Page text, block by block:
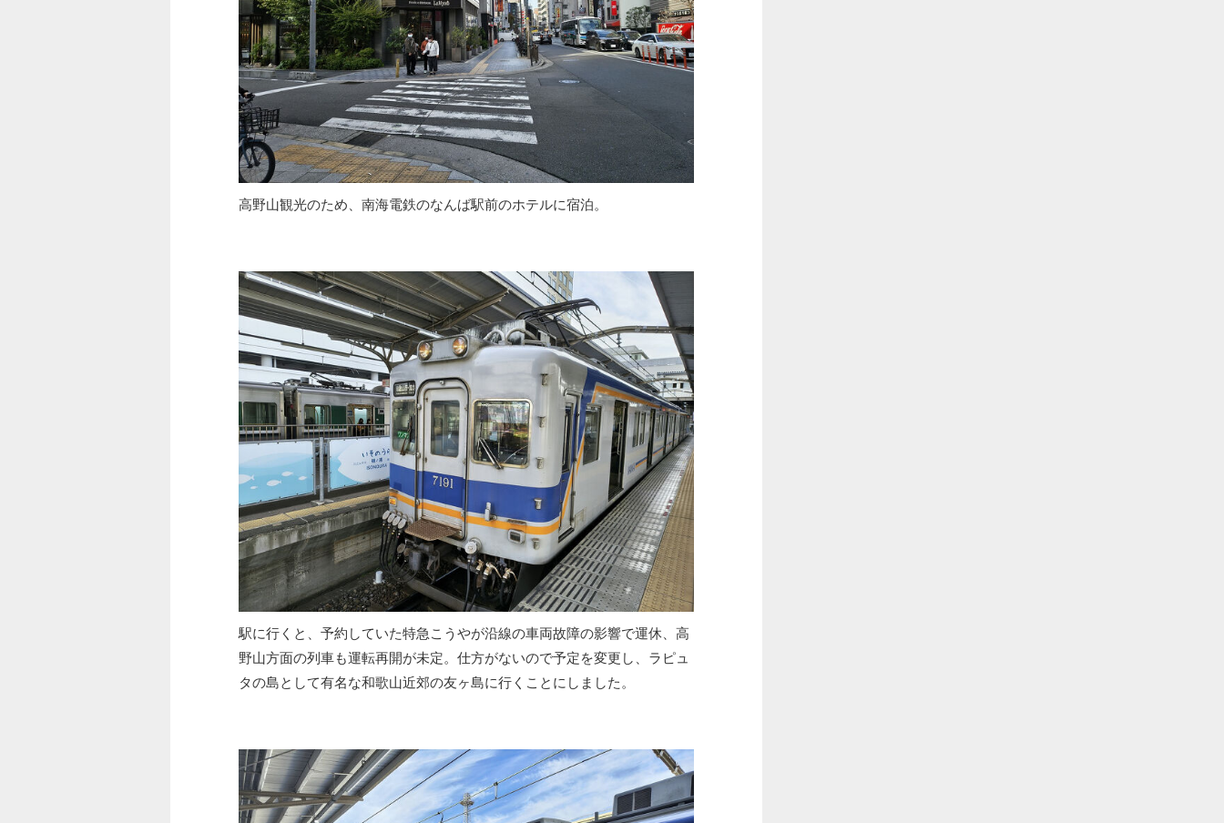
高野山観光のため、南海電鉄のなんば駅前のホテルに宿泊。
駅に行くと、予約していた特急こうやが沿線の車両故障の影響で運休、高
野山方面の列車も運転再開が未定。仕方がないので予定を変更し、ラピュ
タの島として有名な和歌山近郊の友ヶ島に行くことにしました。